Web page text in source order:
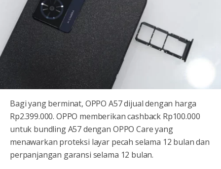
Bagi yang berminat, OPPO A57 dijual dengan harga
Rp2.399.000. OPPO memberikan cashback Rp100.000
untuk bundling A57 dengan OPPO Care yang
menawarkan proteksi layar pecah selama 12 bulan dan
perpanjangan garansi selama 12 bulan.